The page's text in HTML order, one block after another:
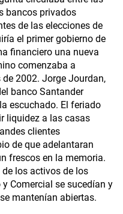
bancos privados
de las elecciones de
el primer gobierno de
financiero una nueva
comenzaba a
2002. Jorge Jourdan,
banco Santander
escuchado. El feriado
liquidez a las casas
clientes
de que adelantaran
frescos en la memoria.
los activos de los
Comercial se sucedían y
mantenían abiertas.